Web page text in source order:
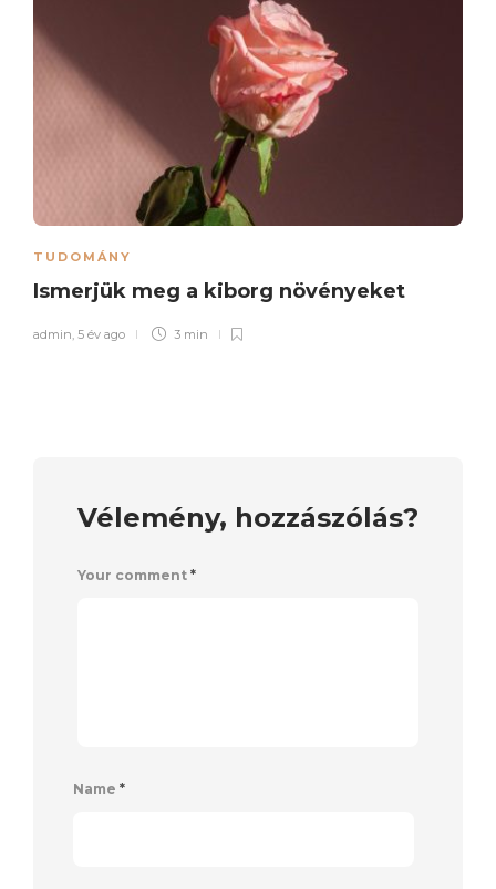
TUDOMÁNY
Ismerjük meg a kiborg növényeket
admin, 5 év ago 3 min
Vélemény, hozzászólás?
Your comment *
Name *